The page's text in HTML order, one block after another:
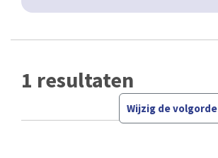
1 resultaten
Wijzig de volgorde